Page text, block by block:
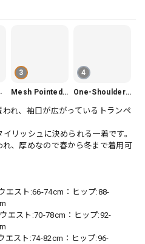
V2290
3
Mesh Pointed Toe Pumps V165
4
One-Shoulder Slim-Fit Flattering Mermaid Skirt Dress V2295
れ、袖口が広がっているトランペ
リッシュに決められる一着です。
、厚めなので春から冬まで着用可
エスト:66-74cm：ヒップ:88-
エスト:70-78cm：ヒップ:92-
エスト:74-82cm：ヒップ:96-